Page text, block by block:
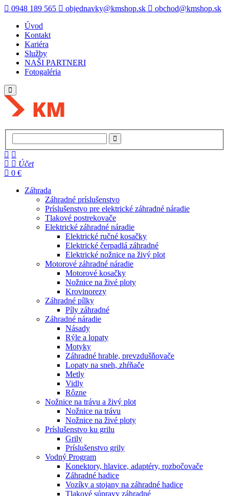
0948 189 565 objednavky@kmshop.sk
obchod@kmshop.sk
Úvod
Kontakt
Kariéra
Služby
NAŠI PARTNERI
Fotogaléria
Účet
0 €
Záhrada
Záhradné príslušenstvo
Príslušenstvo pre elektrické záhradné náradie
Tlakové postrekovače
Elektrické záhradné náradie
Elektrické ručné kosačky
Elektrické čerpadlá záhradné
Elektrické nožnice na živý plot
Motorové záhradné náradie
Motorové kosačky
Nožnice na živé ploty
Krovinorezy
Záhradné pílky
Píly záhradné
Záhradné náradie
Násady
Rýle a lopaty
Motyky
Záhradné hrable, prevzdušňovače
Lopaty na sneh, zhŕňače
Metly
Vidly
Rôzne
Nožnice na trávu a živý plot
Nožnice na trávu
Nožnice na živé ploty
Príslušenstvo ku grilu
Grily
Príslušenstvo grily
Vodný Program
Konektory, hlavice, adaptéry, rozbočovače
Záhradné hadice
Vozíky a stojany na záhradné hadice
Tlakové súpravy záhradné